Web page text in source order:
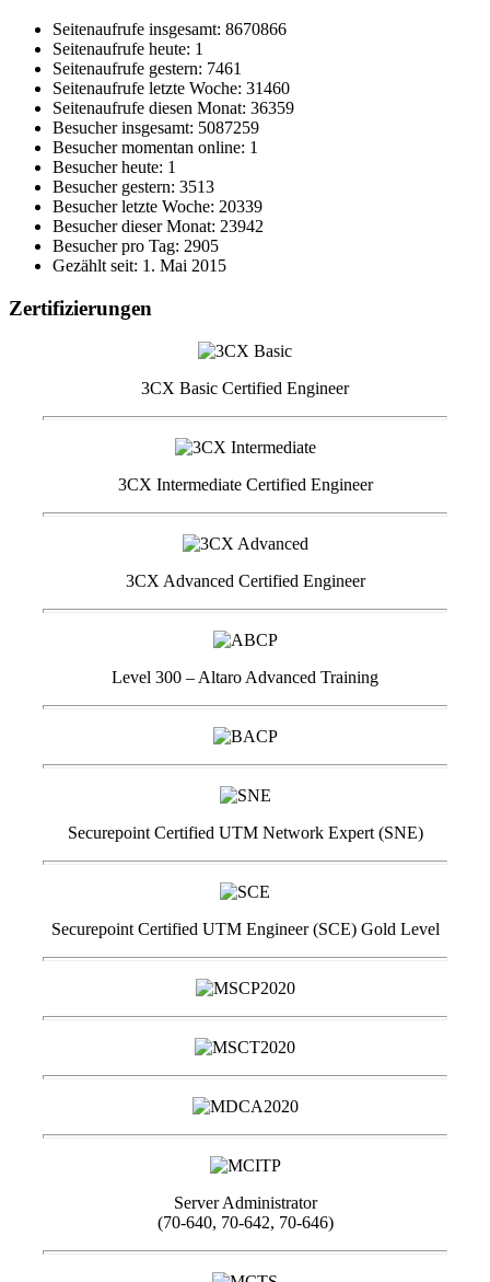
Seitenaufrufe insgesamt: 8670866
Seitenaufrufe heute: 1
Seitenaufrufe gestern: 7461
Seitenaufrufe letzte Woche: 31460
Seitenaufrufe diesen Monat: 36359
Besucher insgesamt: 5087259
Besucher momentan online: 1
Besucher heute: 1
Besucher gestern: 3513
Besucher letzte Woche: 20339
Besucher dieser Monat: 23942
Besucher pro Tag: 2905
Gezählt seit: 1. Mai 2015
Zertifizierungen
3CX Basic Certified Engineer
3CX Intermediate Certified Engineer
3CX Advanced Certified Engineer
Level 300 – Altaro Advanced Training
Securepoint Certified UTM Network Expert (SNE)
Securepoint Certified UTM Engineer (SCE) Gold Level
Server Administrator
(70-640, 70-642, 70-646)